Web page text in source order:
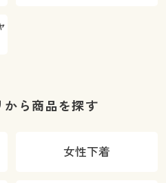
から商品を探す
女性下着